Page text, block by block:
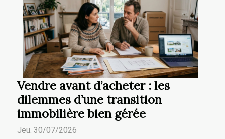
Vendre avant d’acheter : les
dilemmes d’une transition
immobilière bien gérée
Jeu. 30/07/2026